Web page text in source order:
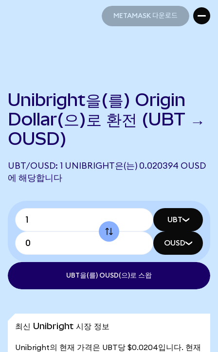
METAMASK 다운로드
Unibright을(를) Origin
Dollar(으)로 환전 (UBT →
OUSD)
UBT/OUSD: 1 UNIBRIGHT은(는) 0.020394 OUSD
에 해당합니다
UBT
OUSD
UBT을(를) OUSD(으)로 스왑
최신 Unibright 시장 정보
Unibright의 현재 가격은 UBT당 $0.0204입니다. 현재